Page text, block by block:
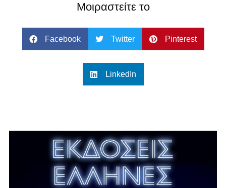
Μοιραστείτε το
Facebook Twitter Pinterest
LinkedIn